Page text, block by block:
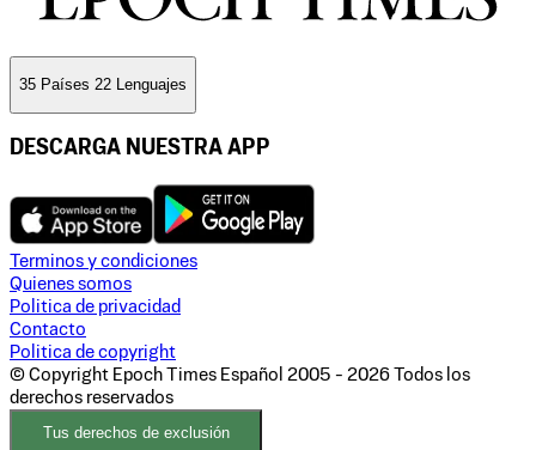
35 Países 22 Lenguajes
DESCARGA NUESTRA APP
Terminos y condiciones
Quienes somos
Politica de privacidad
Contacto
Politica de copyright
© Copyright Epoch Times Español 2005 - 2026 Todos los
derechos reservados
Tus derechos de exclusión